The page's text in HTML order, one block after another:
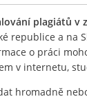
plagiátů v
republice a na
o práci
v internetu,
hromadně